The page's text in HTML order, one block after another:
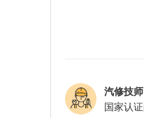
汽修技师